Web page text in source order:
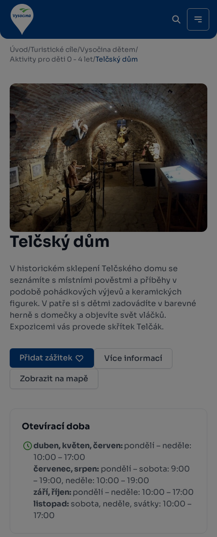
Úvod/Turistické cíle/Vysočina dětem/
Aktivity pro děti 0 - 4 let/Telčský dům
Telčský dům
V historickém sklepení Telčského domu se
seznámíte s místními pověstmi a příběhy v
podobě pohádkových výjevů a keramických
figurek. V patře si s dětmi zadovádíte v barevné
herně s domečky a objevíte svět vláčků.
Expozicemi vás provede skřítek Telčák.
Přidat zážitek
Více informací
Zobrazit na mapě
Otevírací doba
duben, květen, červen:pondělí – neděle:
10:00 – 17:00
červenec, srpen: pondělí – sobota: 9:00
– 19:00, neděle: 10:00 – 19:00
září, říjen:pondělí – neděle: 10:00 – 17:00
listopad: sobota, neděle, svátky: 10:00 –
17:00